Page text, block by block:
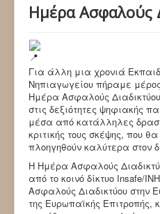
Ημέρα Ασφαλούς
Για άλλη μια χρονιά
Νηπιαγωγείου πήραμε
Ημέρα Ασφαλούς
στις δεξιότητες ψηφιακής
μέσα από κατάλληλες
κριτικής τους σκέψης, που
πλοηγηθούν καλύτερα στον
Η Ημέρα Ασφαλούς
από το κοινό δίκτυο Insafe/
Ασφαλούς Διαδικτύου στην
της Ευρωπαϊκής Επιτροπής,